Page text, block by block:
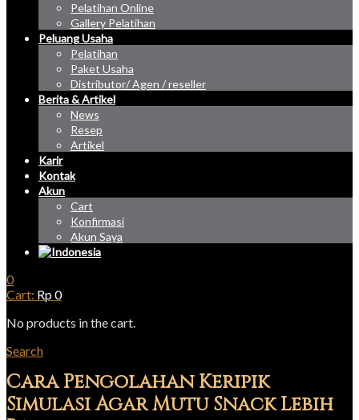
Pelatihan Online
Gallery Pelatihan
Peluang Usaha
Pelatihan
Paket Usaha
Distributor/ Agen / reseller
Berita & Artikel
News
Resep
Artikel
Karir
Kontak
Akun
Cart
Konfirmasi
Akun Saya
0
Cart: Rp0
No products in the cart.
Search
Cara Pengolahan Keripik
Simulasi Agar Mutu Snack Lebih